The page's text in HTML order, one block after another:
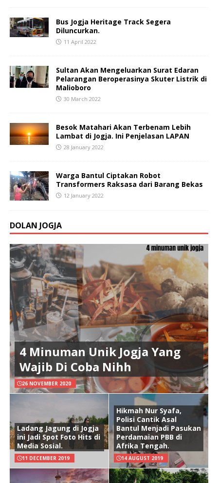
Bus Jogja Heritage Track Segera
Diluncurkan.
11 April 2022
Sultan Akan Mengeluarkan Surat Edaran
Pelarangan Beroperasinya Skuter Listrik di
Malioboro
30 March 2022
Besok Matahari Akan Terbenam Lebih
Lambat di Jogja. Ini Penjelasan LAPAN
28 January 2022
Warga Bantul Ciptakan Robot
Transformers Raksasa dari Barang Bekas
12 January 2022
DOLAN JOGJA
4 Minuman Unik Jogja Yang
Wajib Di Coba Nihh
26 NOVEMBER 2020
Ladang Jagung di Jogja
ini Jadi Spot Foto Hits di
Media Sosial.
11 DECEMBER 2019
Hikmah Nur Syafa,
Polisi Cantik Asal
Bantul Menjadi Pasukan
Perdamaian PBB di
Afrika Tengah.
14 AUGUST 2019